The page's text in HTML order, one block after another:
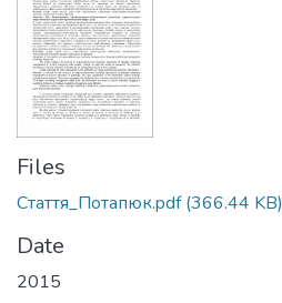
Files
Стаття_Потапюк.pdf(366.44 KB)
Date
2015